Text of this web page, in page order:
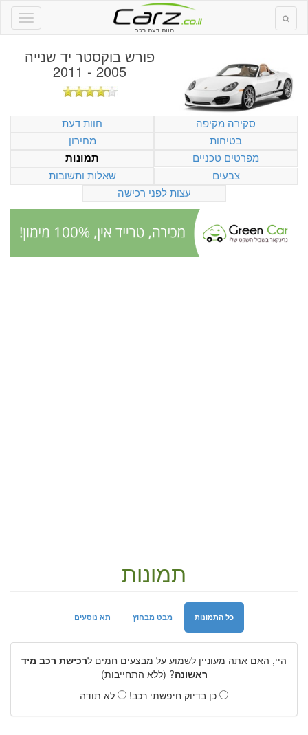
חוות דעת רכב
פורש בוקסטר יד שנייה
2005 - 2011
סקירה מקיפה
חוות דעת
בטיחות
מחירון
מפרטים טכניים
תמונות
צבעים
שאלות ותשובות
עצות לפני רכישה
תמונות
תא נוסעים מבט מבחוץ כל התמונות
היי, האם אתה מעוניין לשמוע על מבצעים חמים לרכישת רכב מיד
ראשונה? (ללא התחייבות)
כן בדיוק חיפשתי רכב!
לא תודה